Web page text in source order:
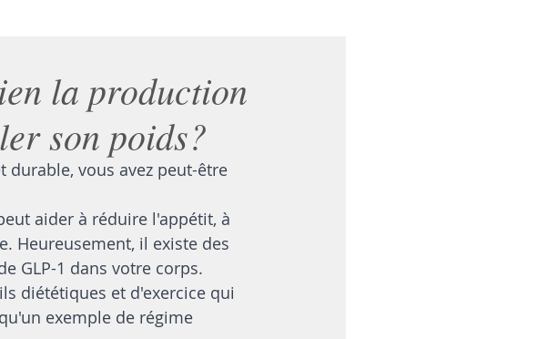
la production
son poids?
durable, vous avez peut-être
aider à réduire l'appétit, à
Heureusement, il existe des
GLP-1 dans votre corps.
diététiques et d'exercice qui
exemple de régime